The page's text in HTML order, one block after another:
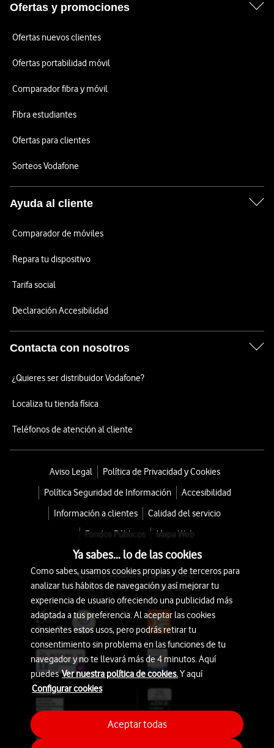
Ofertas y promociones
Ofertas nuevos clientes
Ofertas portabilidad móvil
Comparador fibra y móvil
Fibra estudiantes
Ofertas para clientes
Sorteos Vodafone
Ayuda al cliente
Comparador de móviles
Repara tu dispositivo
Tarifa social
Declaración Accesibilidad
Contacta con nosotros
¿Quieres ser distribuidor Vodafone?
Localiza tu tienda física
Teléfonos de atención al cliente
Aviso Legal
Política de Privacidad y Cookies
Política Seguridad de Información
Accesibilidad
Información a clientes
Calidad del servicio
Fondos Públicos
Mapa Web
© 2026 Vodafone España S.A.U.
Avda. América 115, 28042 Madrid
Ya sabes... lo de las cookies
Como sabes, usamos cookies propias y de terceros para
analizar tus hábitos de navegación y así mejorar tu
experiencia de usuario ofreciendo una publicidad más
adaptada a tus preferencia. Al aceptar las cookies
consientes estos usos, pero podrás retirar tu
consentimiento sin problema en las funciones de tu
navegador y no te llevará más de 4 minutos. Aquí
puedesVer nuestra política de cookies.Y aquí
Configurar cookies
Aceptar todas